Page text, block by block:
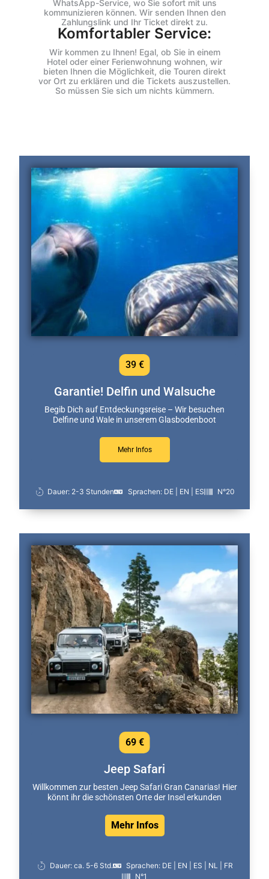
WhatsApp-Service, wo Sie sofort mit uns
kommunizieren können. Wir senden Ihnen den
Zahlungslink und Ihr Ticket direkt zu.
Komfortabler Service:
Wir kommen zu Ihnen! Egal, ob Sie in einem
Hotel oder einer Ferienwohnung wohnen, wir
bieten Ihnen die Möglichkeit, die Touren direkt
vor Ort zu erklären und die Tickets auszustellen.
So müssen Sie sich um nichts kümmern.
Garantie! Delfin und Walsuche
Begib Dich auf Entdeckungsreise – Wir besuchen
Delfine und Wale in unserem Glasbodenboot
Mehr Infos
39 €
Dauer: 2-3 Stunden Sprachen: DE | EN | ES N°20
Jeep Safari
Willkommen zur besten Jeep Safari Gran Canarias! Hier
könnt ihr die schönsten Orte der Insel erkunden
Mehr Infos
69 €
Dauer: ca. 5-6 Std.
Sprachen: DE | EN | ES | NL | FR
N°1